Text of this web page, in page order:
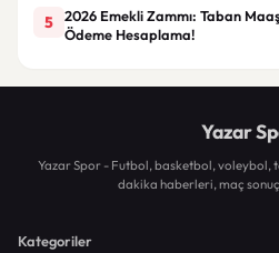
5
2026 Emekli Zammı: Taban
Ödeme Hesaplama!
Yazar
Yazar Spor - Futbol, basketbol, voleybol,
dakika haberleri, maç
Kategoriler